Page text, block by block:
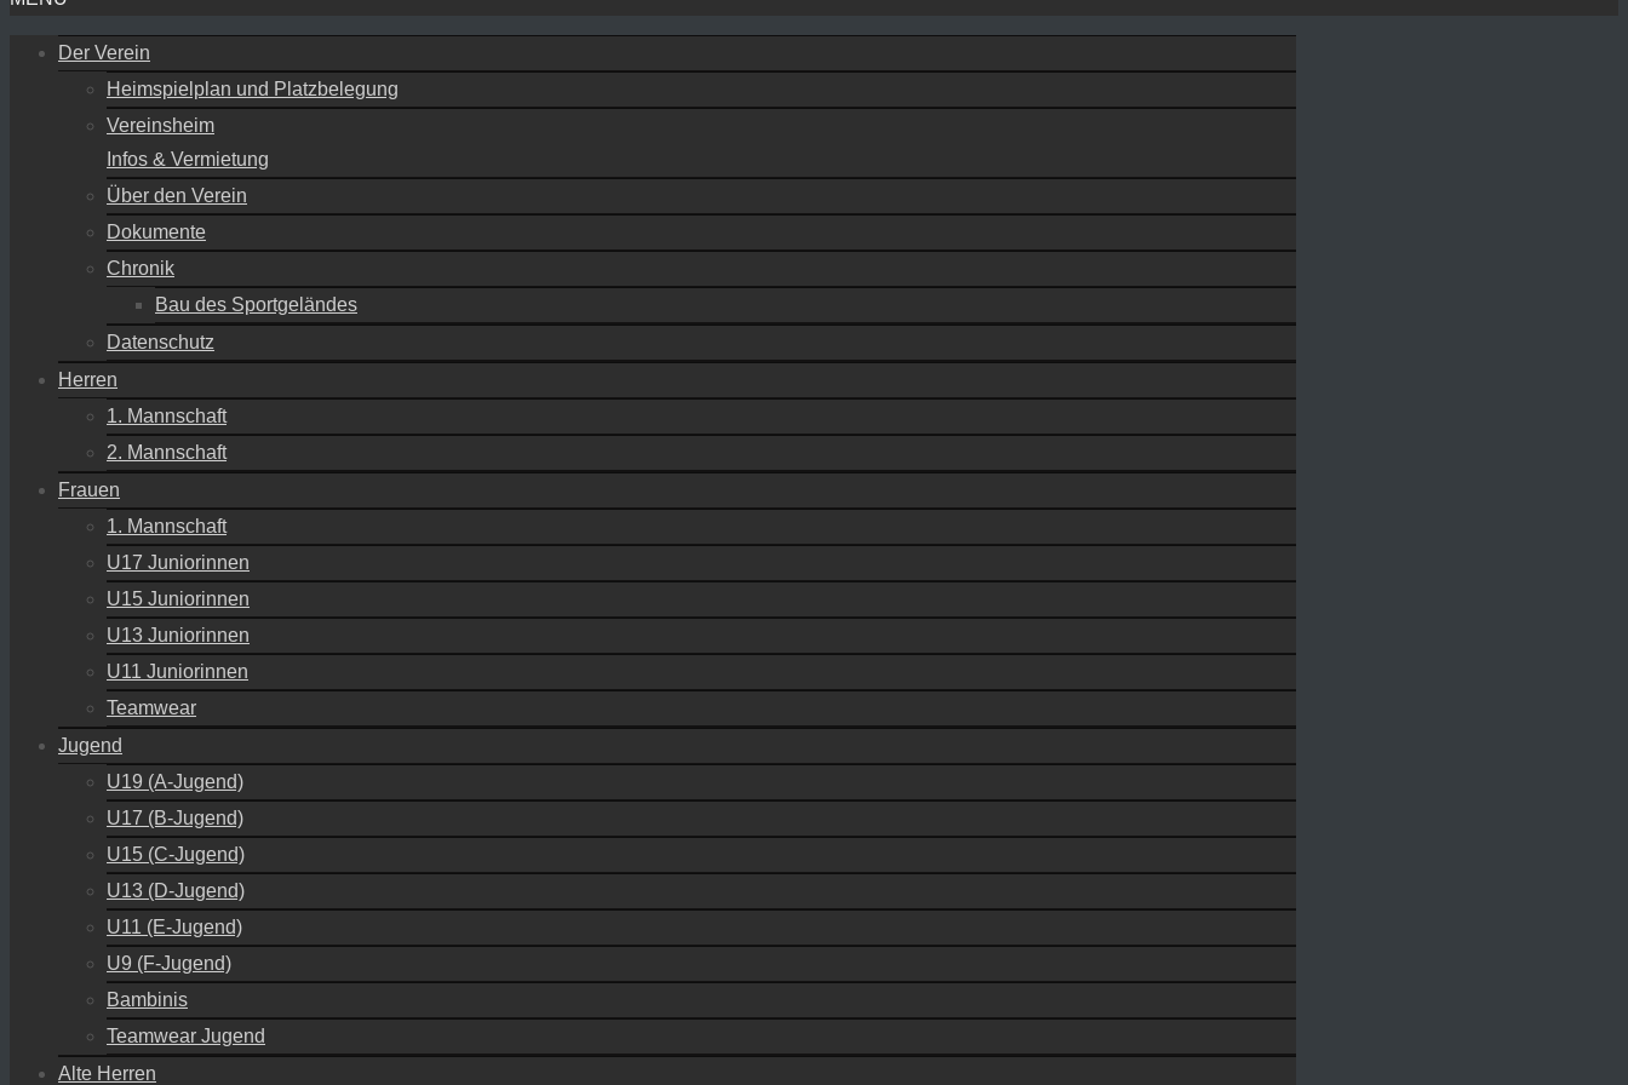
Der Verein
Heimspielplan und Platzbelegung
Vereinsheim
Infos & Vermietung
Über den Verein
Dokumente
Chronik
Bau des Sportgeländes
Datenschutz
Herren
1. Mannschaft
2. Mannschaft
Frauen
1. Mannschaft
U17 Juniorinnen
U15 Juniorinnen
U13 Juniorinnen
U11 Juniorinnen
Teamwear
Jugend
U19 (A-Jugend)
U17 (B-Jugend)
U15 (C-Jugend)
U13 (D-Jugend)
U11 (E-Jugend)
U9 (F-Jugend)
Bambinis
Teamwear Jugend
Alte Herren